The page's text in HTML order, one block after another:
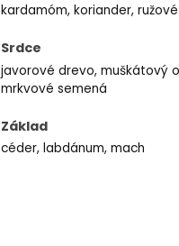
kardamóm, koriander,
Srdce
javorové drevo, muškátový
mrkvové semená
Základ
céder, labdánum, mach